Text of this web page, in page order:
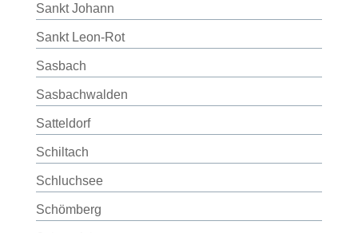
Sankt Johann
Sankt Leon-Rot
Sasbach
Sasbachwalden
Satteldorf
Schiltach
Schluchsee
Schömberg